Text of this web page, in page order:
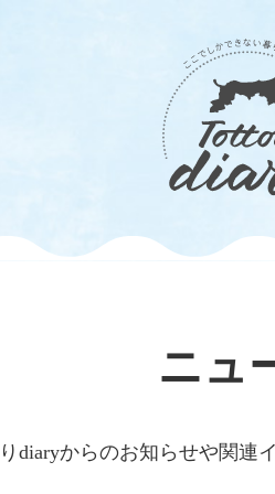
ニュ
diaryからのお知らせや関連